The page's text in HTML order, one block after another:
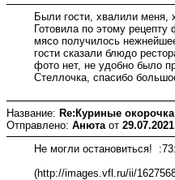
Были гости, хвалили меня,
Готовила по этому
мясо получилось
гости сказали блюдо
фото нет, не удобно было
Стеллочка, спасибо
Название: Re:Куриные
Отправлено: Анюта от
Не могли остановиться!
(http://images.vfl.ru/ii/